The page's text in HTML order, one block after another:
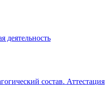
деятельность
состав. Аттестация